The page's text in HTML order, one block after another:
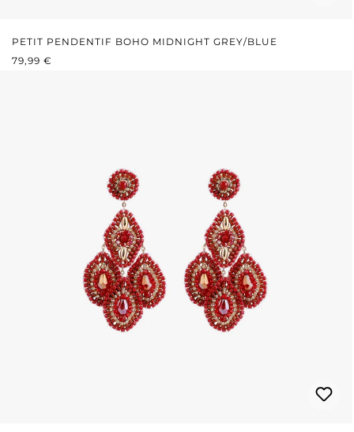
PETIT PENDENTIF BOHO MIDNIGHT GREY/BLUE
PRIX RÉGULIER :
79,99 €